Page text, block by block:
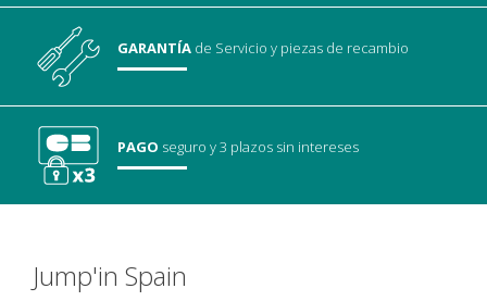
GARANTÍA de Servicioy piezas de recambio
PAGO seguroy 3 plazos sin intereses
Jump'in Spain